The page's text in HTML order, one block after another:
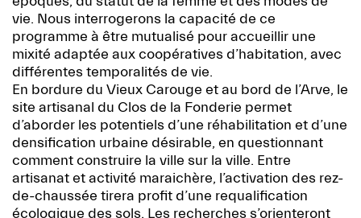
vie. Nous interrogerons la capacité de ce
programme à être mutualisé pour accueillir une
mixité adaptée aux coopératives d’habitation, avec
différentes temporalités de vie.
En bordure du Vieux Carouge et au bord de l’Arve, le
site artisanal du Clos de la Fonderie permet
d’aborder les potentiels d’une réhabilitation et d’une
densification urbaine désirable, en questionnant
comment construire la ville sur la ville. Entre
artisanat et activité maraichère, l’activation des rez-
de-chaussée tirera profit d’une requalification
écologique des sols. Les recherches s’orienteront